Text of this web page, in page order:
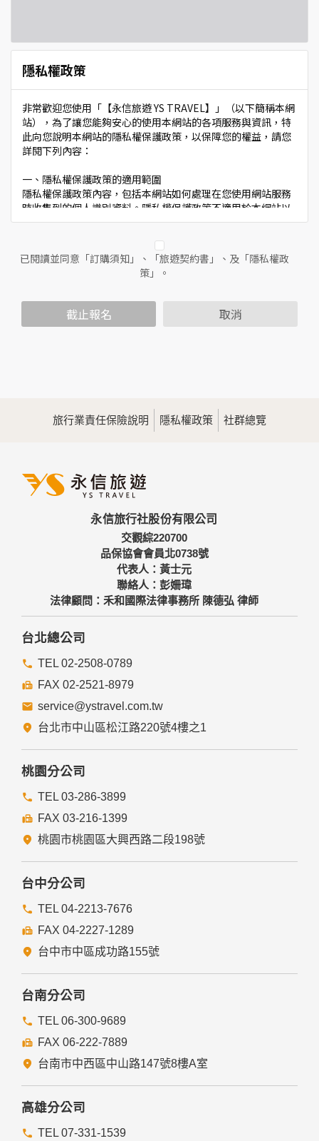
隱私權政策
非常歡迎您使用「【永信旅遊 YS TRAVEL】」（以下簡稱本網
站），為了讓您能夠安心的使用本網站的各項服務與資訊，特
此向您說明本網站的隱私權保護政策，以保障您的權益，請您
詳閱下列內容：
一、隱私權保護政策的適用範圍
隱私權保護政策內容，包括本網站如何處理在您使用網站服務
時收集到的個人識別資料。隱私權保護政策不適用於本網站以
外的相關連結網站，也不適用於非本網站所委託或參與管理的
二、個人資料的蒐集、處理及利用方式
當您造訪本網站或使用本網站所提供之功能服務時，我們將視
範圍內處理及利用您的個人資料；非經您書面同意，本網站不
會將個人資料用於其他用途。
為提供精確的服務，我們會將收集的問卷調查內容進行統計與
分析，分析結果之統計數據或說明文字呈現，除供內部研究
三、資料之保護
備及必要的安全防護措施，加以保護網站及您的個人資料採用
嚴格的保護措施，只由經過授權的人員才能接觸您的個人資
料，相關處理人員皆簽有保密合約，如有違反保密義務者，將
會受到相關的法律處分。
如因業務需要有必要委託其他單位提供服務時，本網站亦會嚴
格要求其遵守保密義務，並且採取必要檢查程序以確定其將確
實遵守。
四、網站對外的相關連結
提供的連結，點選進入其他網站。但該連結網站不適用本網站
的隱私權保護政策，您必須參考該連結網站中的隱私權保護政
策。
五、與第三人共用個人資料之政策
本網站絕不會提供、交換、出租或出售任何您的個人資料給其
他個人、團體、私人企業或公務機關，但有法律依據或合約義
務者，不在此限。
前項但書之情形包括不限於：
經由您書面同意。
法律明文規定。
與公務機關或學術研究機構合作，基於公共利益為統計或學術
研究而有必要，且資料經過提供者處理或蒐集者依其揭露方式
無從識別特定之當事人。
當您在網站的行為，違反服務條款或可能損害或妨礙網站與其
揭露您的個人資料是為了辨識、聯絡或採取法律行動所必要
者。
本網站委託廠商協助蒐集、處理或利用您的個人資料時，將對
委外廠商或個人善盡監督管理之責。
六、Cookie之使用
為了提供您最佳的服務，本網站會在您的電腦中放置並取用我
們的Cookie，若您不願接受Cookie的寫入，您可在您使用的
瀏覽器功能項中設定隱私權等級為高，即可拒絕Cookie的寫
七、隱私權保護政策之修正
款將刊登於網站上。
已閱讀並同意「訂購須知」、「旅遊契約書」、及「隱私權政
策」。
截止報名 取消
旅行業責任保險說明 隱私權政策 社群總覽
永信旅行社股份有限公司
交觀綜220700
品保協會會員北0738號
代表人：黃士元
聯絡人：彭姍瑋
法律顧問：禾和國際法律事務所 陳德弘 律師
台北總公司
TEL 02-2508-0789
FAX 02-2521-8979
service@ystravel.com.tw
台北市中山區松江路220號4樓之1
桃園分公司
TEL 03-286-3899
FAX 03-216-1399
桃園市桃園區大興西路二段198號
台中分公司
TEL 04-2213-7676
FAX 04-2227-1289
台中市中區成功路155號
台南分公司
TEL 06-300-9689
FAX 06-222-7889
台南市中西區中山路147號8樓A室
高雄分公司
TEL 07-331-1539